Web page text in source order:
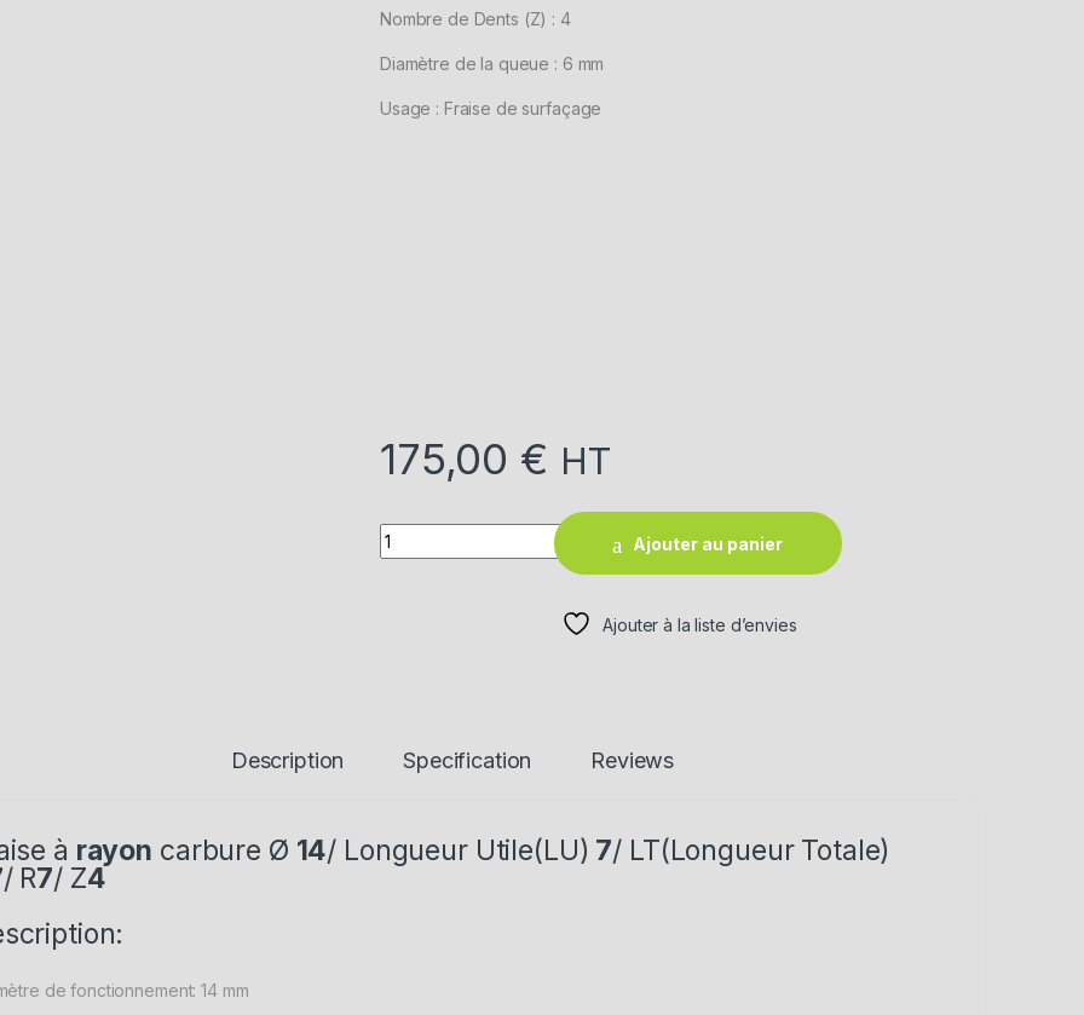
Nombre de Dents (Z) : 4
Diamètre de la queue : 6 mm
Usage : Fraise de surfaçage
175,00 € HT
Quantity
Ajouter au panier
Ajouter à la liste d’envies
Description Specification Reviews
à rayon carbure Ø 14/ Longueur Utile(LU) 7/ LT(Longueur Totale)
/ R7/ Z4
de fonctionnement: 14 mm